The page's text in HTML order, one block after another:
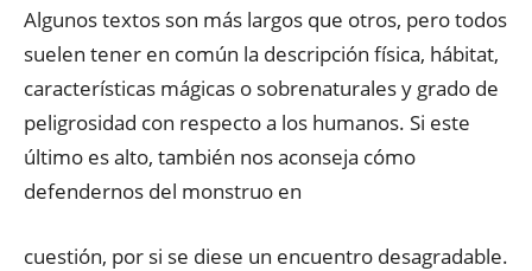
Algunos textos son más largos que otros, pero todos
suelen tener en común la descripción física, hábitat,
características mágicas o sobrenaturales y grado de
peligrosidad con respecto a los humanos. Si este
último es alto, también nos aconseja cómo
defendernos del monstruo en
cuestión, por si se diese un encuentro desagradable.